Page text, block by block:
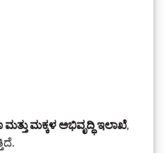
ಮಕ್ಕಳ ಅಭಿವೃದ್ಧಿ ಇಲಾಖೆ,